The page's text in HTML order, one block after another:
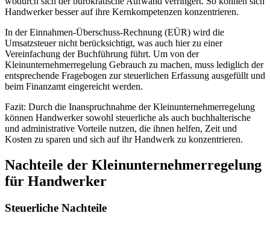
Handwerker besser auf ihre Kernkompetenzen konzentrieren.
In der Einnahmen-Überschuss-Rechnung (EÜR) wird die
Umsatzsteuer nicht berücksichtigt, was auch hier zu einer
Vereinfachung der Buchführung führt. Um von der
Kleinunternehmerregelung Gebrauch zu machen, muss lediglich der
entsprechende Fragebogen zur steuerlichen Erfassung ausgefüllt und
beim Finanzamt eingereicht werden.
Fazit: Durch die Inanspruchnahme der Kleinunternehmerregelung
können Handwerker sowohl steuerliche als auch buchhalterische
und administrative Vorteile nutzen, die ihnen helfen, Zeit und
Kosten zu sparen und sich auf ihr Handwerk zu konzentrieren.
Nachteile der Kleinunternehmerregelung
für Handwerker
Steuerliche Nachteile